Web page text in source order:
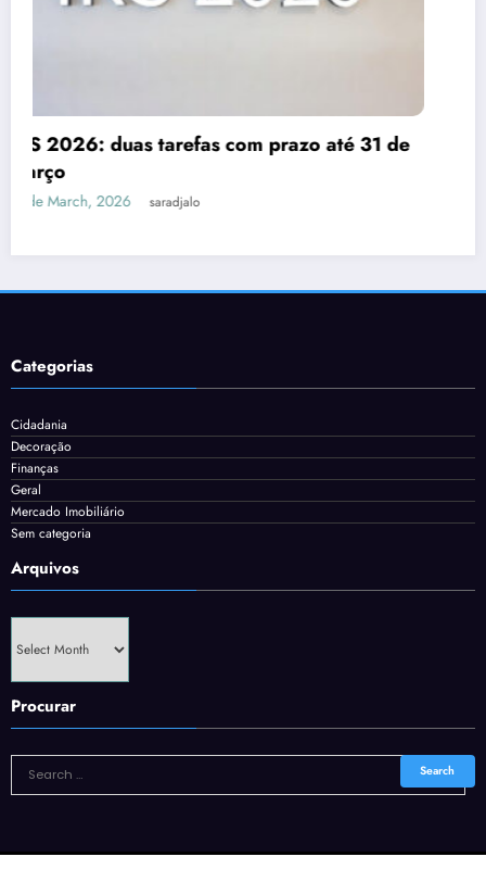
Despesas dedutíveis em IRS: tudo o que
3 de March, 2026
Categorias
Cidadania
Decoração
Finanças
Geral
Mercado Imobiliário
Sem categoria
Arquivos
Arquivos
Procurar